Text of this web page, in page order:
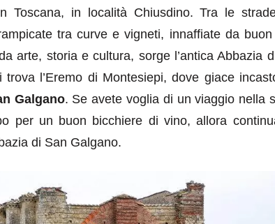
Toscana, in località Chiusdino. Tra le
tra curve e vigneti, innaffiate da buon
arte, storia e cultura, sorge l’antica Abbazia
l’Eremo di Montesiepi, dove giace
Galgano. Se avete voglia di un viaggio nella
per un buon bicchiere di vino, allora
di San Galgano.